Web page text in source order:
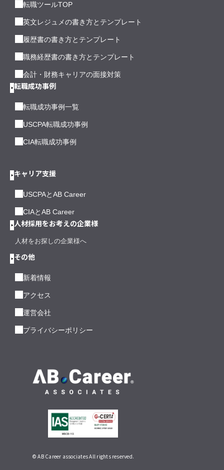
転職ツールTOP
英文レジュメの書き方とテンプレート
履歴書の書き方とテンプレート
職務経歴書の書き方とテンプレート
会計・財務キャリアの面接対策
転職成功事例
転職成功事例一覧
USCPA転職成功事例
CIA転職成功事例
キャリア支援
USCPAとAB Career
CIAとAB Career
人材採用をお考えの企業様
人材をお探しの企業様へ
その他
新着情報
アクセス
運営会社
プライバシーポリシー
© AB Career associates All rights reserved.